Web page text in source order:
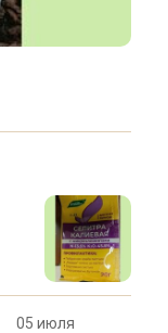
05 июля